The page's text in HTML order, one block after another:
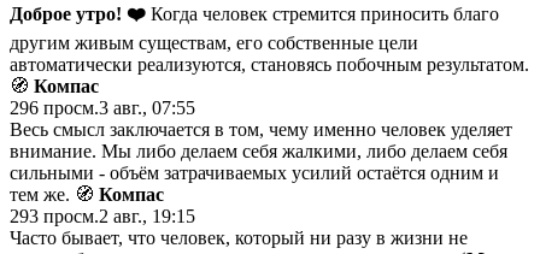
Доброе утро! ❤️ Когда чeловек стремится приносить благо
другим живым существам, его собственные цели
aвтоматически реализуются, становясь побочным результaтом.
🧭 Компас
296 просм.3 авг., 07:55
Весь смысл заключается в том, чему именно человек уделяет
внимание. Мы либо делаем себя жалкими, либо делаем себя
сильными - объём затрачиваемых усилий остаётся одним и
тем же. 🧭 Компас
293 просм.2 авг., 19:15
Часто бывает, что человек, который ни разу в жизни не